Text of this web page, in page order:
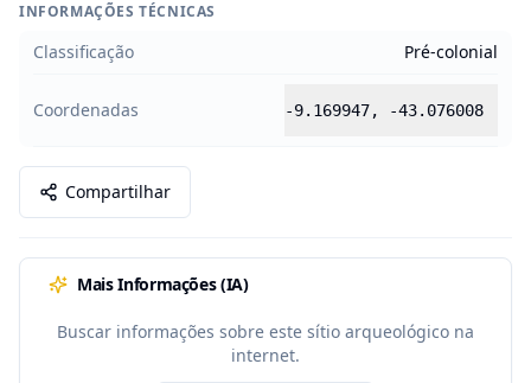
INFORMAÇÕES TÉCNICAS
Classificação Pré-colonial
Coordenadas -9.169947, -43.076008
Compartilhar
Mais Informações (IA)
Buscar informações sobre este sítio arqueológico na
internet.